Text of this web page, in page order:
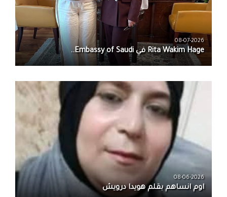
08-07-2026
08-06-2026
اوم انساهم بقلم هويدا درويش